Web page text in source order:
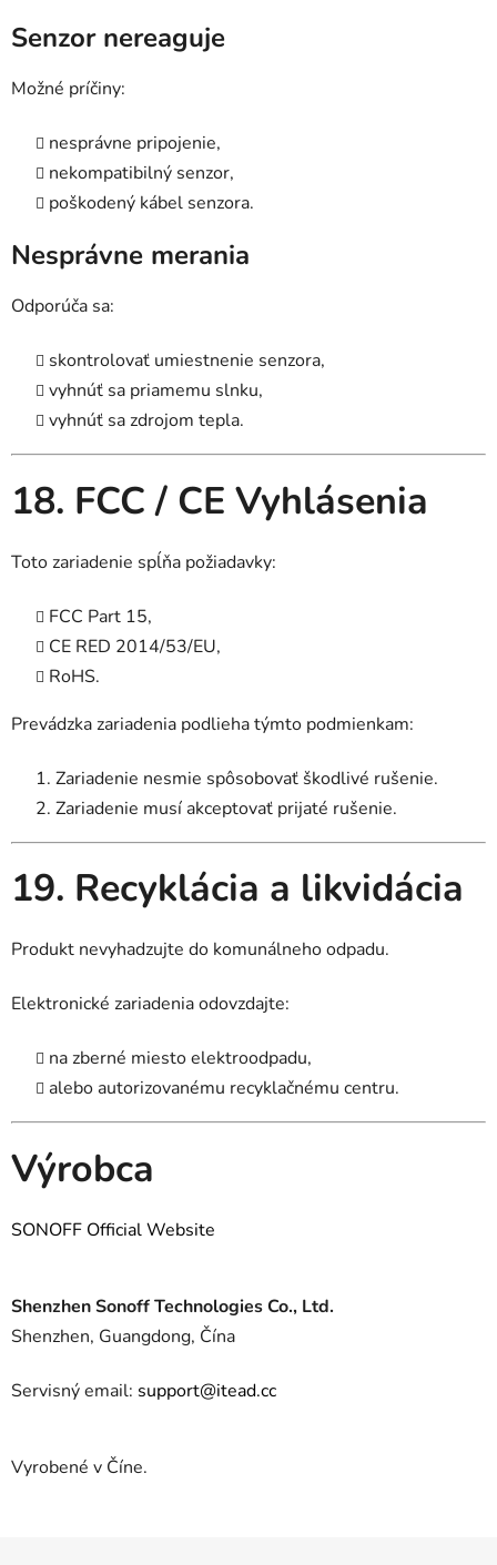
Senzor nereaguje
Možné príčiny:
nesprávne pripojenie,
nekompatibilný senzor,
poškodený kábel senzora.
Nesprávne merania
Odporúča sa:
skontrolovať umiestnenie senzora,
vyhnúť sa priamemu slnku,
vyhnúť sa zdrojom tepla.
18. FCC / CE Vyhlásenia
Toto zariadenie spĺňa požiadavky:
FCC Part 15,
CE RED 2014/53/EU,
RoHS.
Prevádzka zariadenia podlieha týmto podmienkam:
Zariadenie nesmie spôsobovať škodlivé rušenie.
Zariadenie musí akceptovať prijaté rušenie.
19. Recyklácia a likvidácia
Produkt nevyhadzujte do komunálneho odpadu.
Elektronické zariadenia odovzdajte:
na zberné miesto elektroodpadu,
alebo autorizovanému recyklačnému centru.
Výrobca
SONOFF Official Website
Shenzhen Sonoff Technologies Co., Ltd.
Shenzhen, Guangdong, Čína
Servisný email: support@itead.cc
Vyrobené v Číne.